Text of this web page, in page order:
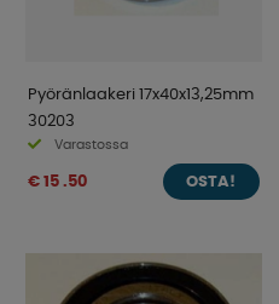
Pyöränlaakeri 17x40x13,25mm
30203
Varastossa
€ 15 .50 OSTA!